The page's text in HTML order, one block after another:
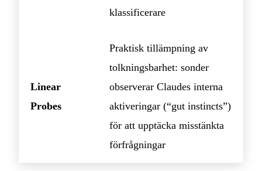
klassificerare
Linear
Probes
Praktisk tillämpning av
tolkningsbarhet: sonder
observerar Claudes interna
aktiveringar (“gut instincts”)
för att upptäcka misstänkta
förfrågningar